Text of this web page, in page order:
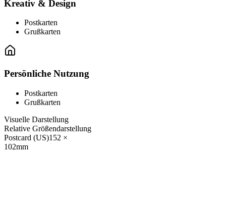
Kreativ & Design
Postkarten
Grußkarten
Persönliche Nutzung
Postkarten
Grußkarten
Visuelle Darstellung
Relative Größendarstellung
Postcard (US)152 ×
102mm